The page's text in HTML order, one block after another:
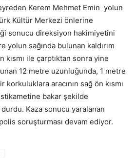
Kerem Mehmet Emin yolun
Kültür Merkezi önlerine
sonucu direksiyon hakimiyetini
yolun sağında bulunan kaldırım
kısmı ile çarptıktan sonra yine
12 metre uzunluğunda, 1 metre
aracının sağ ön kısmı
bakar şekilde
Kaza sonucu yaralanan
soruşturması devam ediyor.